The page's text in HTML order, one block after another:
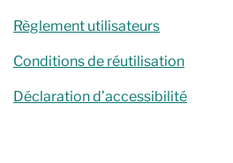
Règlement utilisateurs
Conditions de réutilisation
Déclaration d’accessibilité